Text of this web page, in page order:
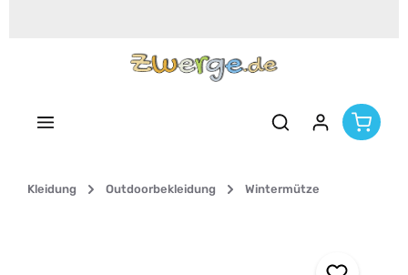
Kleidung Outdoorbekleidung Wintermütze